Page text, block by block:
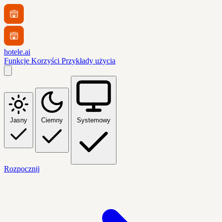
hotele.ai
Funkcje Korzyści Przykłady użycia
Jasny Ciemny Systemowy
Rozpocznij